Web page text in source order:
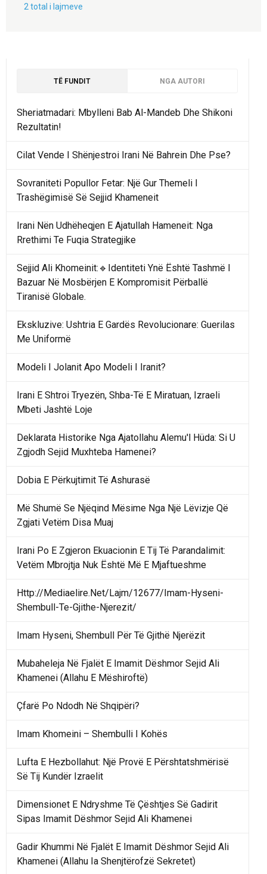
2 total i lajmeve
TË FUNDIT NGA AUTORI
Sheriatmadari: Mbylleni Bab Al-Mandeb Dhe Shikoni
Rezultatin!
Cilat Vende I Shënjestroi Irani Në Bahrein Dhe Pse?
Sovraniteti Popullor Fetar: Një Gur Themeli I
Trashëgimisë Së Sejjid Khameneit
Irani Nën Udhëheqjen E Ajatullah Hameneit: Nga
Rrethimi Te Fuqia Strategjike
Sejjid Ali Khomeinit:🔹Identiteti Ynë Është Tashmë I
Bazuar Në Mosbërjen E Kompromisit Përballë
Tiranisë Globale.
Ekskluzive: Ushtria E Gardës Revolucionare: Guerilas
Me Uniformë
Modeli I Jolanit Apo Modeli I Iranit?
Irani E Shtroi Tryezën, Shba-Të E Miratuan, Izraeli
Mbeti Jashtë Loje
Deklarata Historike Nga Ajatollahu Alemu'l Hüda: Si U
Zgjodh Sejid Muxhteba Hamenei?
Dobia E Përkujtimit Të Ashurasë
Më Shumë Se Njëqind Mësime Nga Një Lëvizje Që
Zgjati Vetëm Disa Muaj
Irani Po E Zgjeron Ekuacionin E Tij Të Parandalimit:
Vetëm Mbrojtja Nuk Është Më E Mjaftueshme
Http://Mediaelire.Net/Lajm/12677/Imam-Hyseni-
Shembull-Te-Gjithe-Njerezit/
Imam Hyseni, Shembull Për Të Gjithë Njerëzit
Mubaheleja Në Fjalët E Imamit Dëshmor Sejid Ali
Khamenei (Allahu E Mëshiroftë)
Çfarë Po Ndodh Në Shqipëri?
Imam Khomeini – Shembulli I Kohës
Lufta E Hezbollahut: Një Provë E Përshtatshmërisë
Së Tij Kundër Izraelit
Dimensionet E Ndryshme Të Çështjes Së Gadirit
Sipas Imamit Dëshmor Sejid Ali Khamenei
Gadir Khummi Në Fjalët E Imamit Dëshmor Sejid Ali
Khamenei (Allahu Ia Shenjtërofzë Sekretet)